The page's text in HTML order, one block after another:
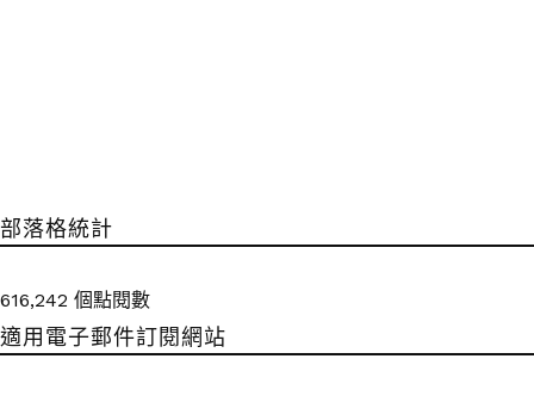
部落格統計
616,242 個點閱數
適用電子郵件訂閱網站